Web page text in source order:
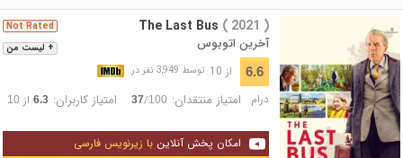
+ لیست من
Not Rated The Last Bus ( 2021 )
آخرین اتوبوس
6.6 از 10 توسط 3,949 نفر در
درام امتیاز منتقدان: 37/100 امتیاز کاربران: 6.3از 10
امکان پخش آنلاین با زیرنویس فارسی